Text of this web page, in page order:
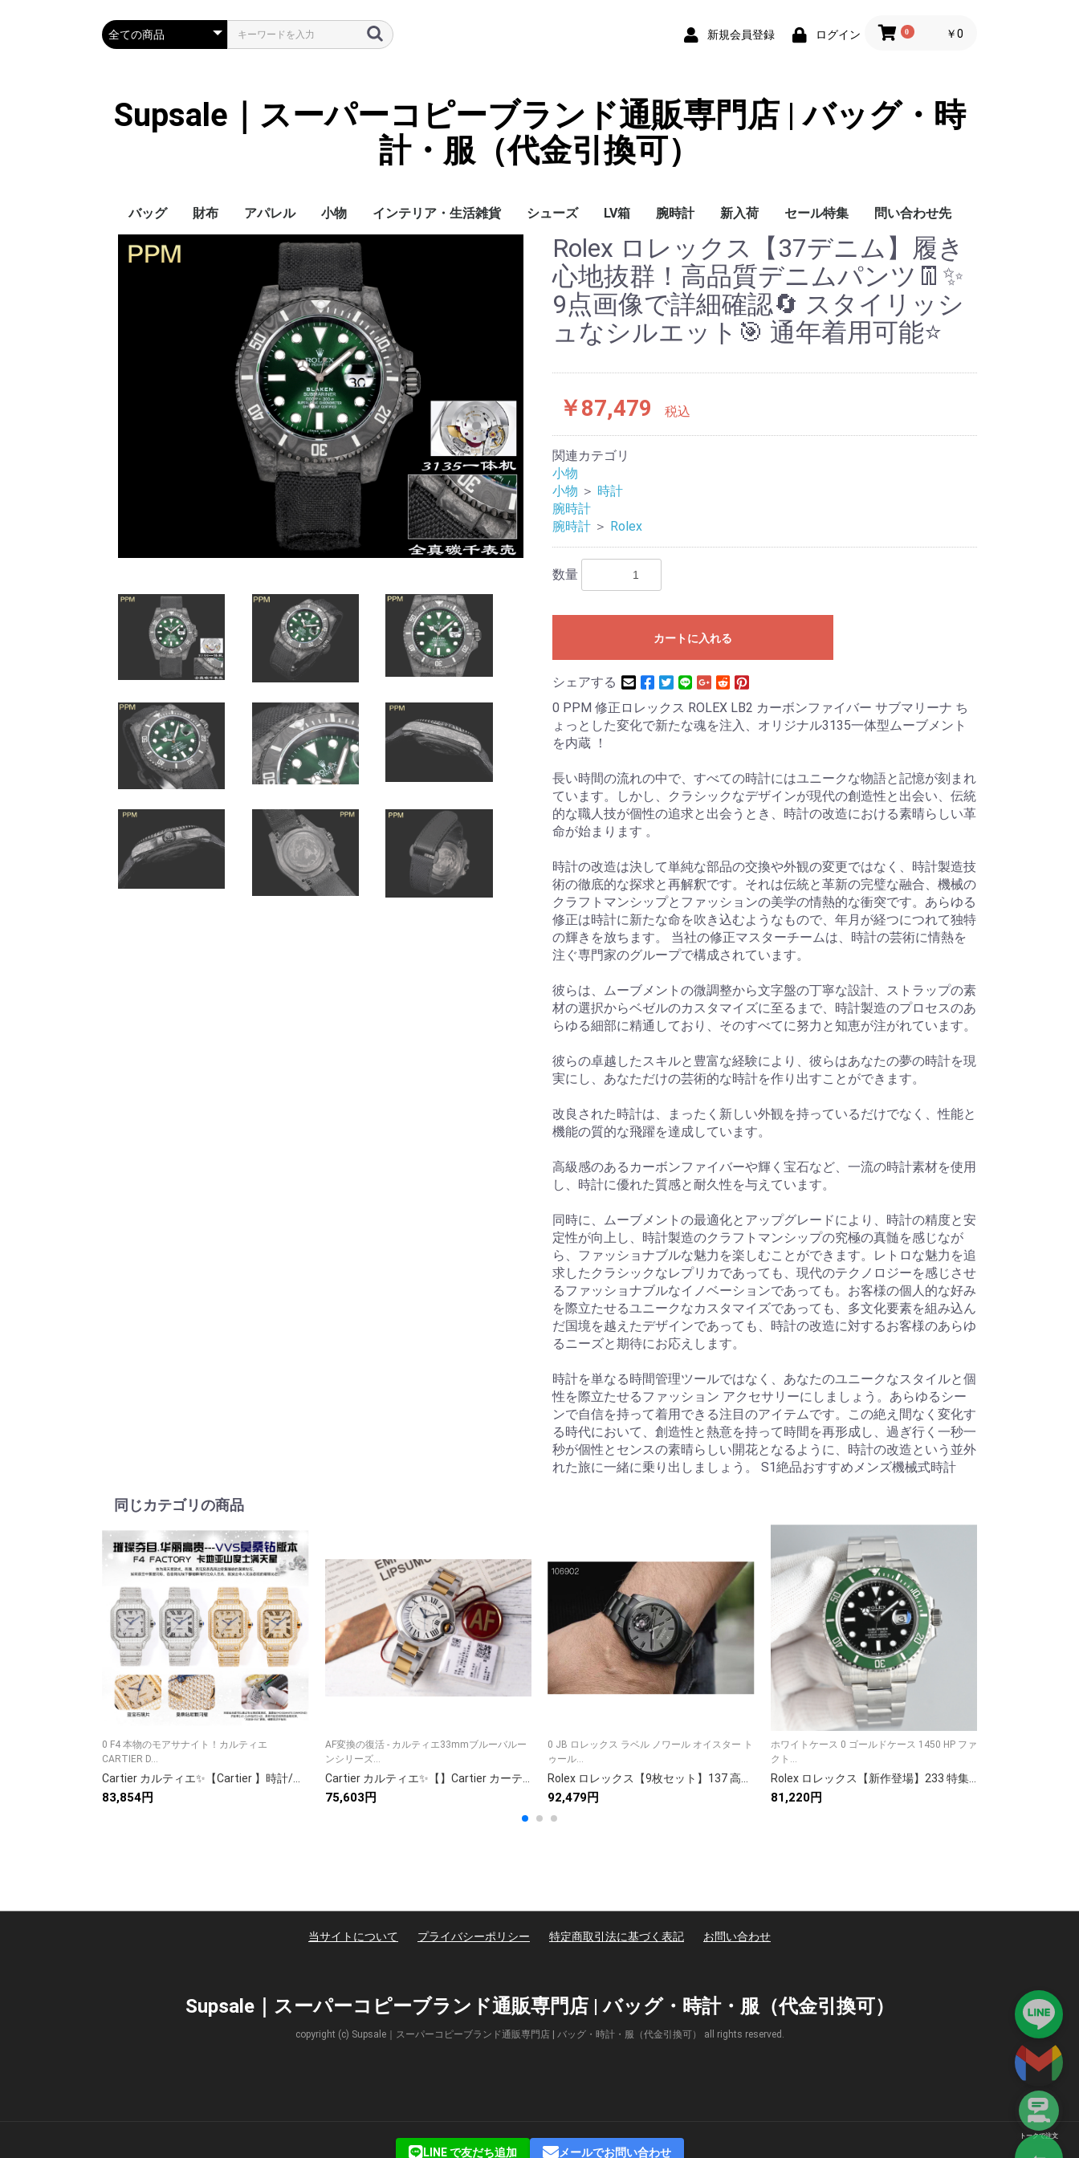
新規会員登録 ログイン 0 ￥0
Supsale｜スーパーコピーブランド通販専門店 | バッグ・時
計・服（代金引換可）
バッグ
Hermes
LOUIS VUITTON
Chanel
Loewe
Celine
Dior
Gucci
Fendi
Prada
Balenciaga
MiuMiu
財布
LOUIS VUITTON
アパレル
ハイブランド
Supreme
Miu Miu
アウター
LOUIS VUITTON
MONCLER
Adidas
THE NORTH FACE
CHANEL
𝗖𝗔𝗡𝗔𝗗𝗔 𝗚𝗢𝗢𝗦𝗘
GUCCI
VERSACE
BALENCIAGA
子供服切れ
小物
ぼうし
ネクタイ
ハンカチ
スマホケース
サングラス・アイウェ
ア
アクセサリー
マフラー/スカーフ
傘 LOUIS VUITTON
LINEID：0109shop
バッグチャーム
バッグストラップ
カード（コイン）ケー
ス
キーケース
時計
ヘアアクセサリー
インテリア・生活雑貨 シューズ
レディース/女性用
メンズ/男性用
Gucci
Chanel
LV箱 腕時計
Omega
Rolex
Cartier
Chanel
新入荷 セール特集 問い合わせ先
問い合わせ先
Rolex ロレックス【37デニム】履き
心地抜群！高品質デニムパンツ👖✨
9点画像で詳細確認🔄 スタイリッシ
ュなシルエット🎯 通年着用可能⭐
￥87,479 税込
関連カテゴリ
小物
小物 ＞ 時計
腕時計
腕時計 ＞ Rolex
数量
カートに入れる
シェアする
0 PPM 修正ロレックス ROLEX LB2 カーボンファイバー サブマリーナ ち
ょっとした変化で新たな魂を注入、オリジナル3135一体型ムーブメント
を内蔵 ！
長い時間の流れの中で、すべての時計にはユニークな物語と記憶が刻まれ
ています。しかし、クラシックなデザインが現代の創造性と出会い、伝統
的な職人技が個性の追求と出会うとき、時計の改造における素晴らしい革
命が始まります 。
時計の改造は決して単純な部品の交換や外観の変更ではなく、時計製造技
術の徹底的な探求と再解釈です。それは伝統と革新の完璧な融合、機械の
クラフトマンシップとファッションの美学の情熱的な衝突です。あらゆる
修正は時計に新たな命を吹き込むようなもので、年月が経つにつれて独特
の輝きを放ちます。 当社の修正マスターチームは、時計の芸術に情熱を
注ぐ専門家のグループで構成されています。
彼らは、ムーブメントの微調整から文字盤の丁寧な設計、ストラップの素
材の選択からベゼルのカスタマイズに至るまで、時計製造のプロセスのあ
らゆる細部に精通しており、そのすべてに努力と知恵が注がれています。
彼らの卓越したスキルと豊富な経験により、彼らはあなたの夢の時計を現
実にし、あなただけの芸術的な時計を作り出すことができます。
改良された時計は、まったく新しい外観を持っているだけでなく、性能と
機能の質的な飛躍を達成しています。
高級感のあるカーボンファイバーや輝く宝石など、一流の時計素材を使用
し、時計に優れた質感と耐久性を与えています。
同時に、ムーブメントの最適化とアップグレードにより、時計の精度と安
定性が向上し、時計製造のクラフトマンシップの究極の真髄を感じなが
ら、ファッショナブルな魅力を楽しむことができます。レトロな魅力を追
求したクラシックなレプリカであっても、現代のテクノロジーを感じさせ
るファッショナブルなイノベーションであっても。お客様の個人的な好み
を際立たせるユニークなカスタマイズであっても、多文化要素を組み込ん
だ国境を越えたデザインであっても、時計の改造に対するお客様のあらゆ
るニーズと期待にお応えします。
時計を単なる時間管理ツールではなく、あなたのユニークなスタイルと個
性を際立たせるファッション アクセサリーにしましょう。あらゆるシー
ンで自信を持って着用できる注目のアイテムです。この絶え間なく変化す
る時代において、創造性と熱意を持って時間を再形成し、過ぎ行く一秒一
秒が個性とセンスの素晴らしい開花となるように、時計の改造という並外
れた旅に一緒に乗り出しましょう。 S1絶品おすすめメンズ機械式時計
トークで注文
同じカテゴリの商品
0 F4 本物のモアサナイト！カルティエ
CARTIER D...
Cartier カルティエ✨【Cartier 】時計/腕時計 高級ブランド 人気モデル プレゼントにも最適💎 メンズ レディース ⌚
83,854円
AF変換の復活 - カルティエ33mmブルーバルー
ンシリーズ...
Cartier カルティエ✨【】Cartier カーティエ 時計 レディース 人気 高級腕時計⌚ ギフト🎁 贈り物 誕生日プレゼント💝 メンズ も対応✨
75,603円
0 JB ロレックス ラベル ノワール オイスター ト
ゥール...
Rolex ロレックス【9枚セット】137 高品質素材コレクション✨ 商用可🎨 デザイン必須アイテム🌟 プロ仕様🖼️ 多用途素材集📚
92,479円
ホワイトケース 0 ゴールドケース 1450 HP ファ
クト...
Rolex ロレックス【新作登場】233 特集✨ 9点の魅力的な画像で完全紹介📸 今すぐチェック💫 限定アイテム🎁 人気急上昇🔥
81,220円
当サイトについて プライバシーポリシー 特定商取引法に基づく表記 お問い合わせ
Supsale｜スーパーコピーブランド通販専門店 | バッグ・時計・服（代金引換可）
copyright (c) Supsale｜スーパーコピーブランド通販専門店 | バッグ・時計・服（代金引換可） all rights reserved.
LINE で友だち追加 メールでお問い合わせ